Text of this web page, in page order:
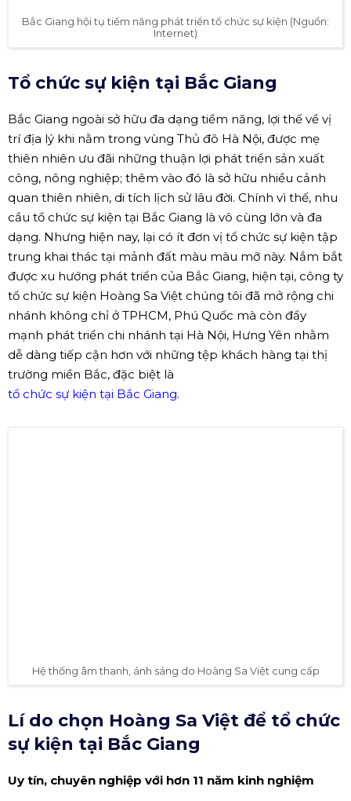
Bắc Giang hội tụ tiềm năng phát triển tổ chức sự kiện (Nguồn:
Internet)
Tổ chức sự kiện tại Bắc Giang
Bắc Giang ngoài sở hữu đa dạng tiềm năng, lợi thế về vị
trí địa lý khi nằm trong vùng Thủ đô Hà Nội, được mẹ
thiên nhiên ưu đãi những thuận lợi phát triển sản xuất
công, nông nghiệp; thêm vào đó là sở hữu nhiều cảnh
quan thiên nhiên, di tích lịch sử lâu đời. Chính vì thế, nhu
cầu tổ chức sự kiện tại Bắc Giang là vô cùng lớn và đa
dạng. Nhưng hiện nay, lại có ít đơn vị tổ chức sự kiện tập
trung khai thác tại mảnh đất màu màu mỡ này. Nắm bắt
được xu hướng phát triển của Bắc Giang, hiện tại, công ty
tổ chức sự kiện Hoàng Sa Việt chúng tôi đã mở rộng chi
nhánh không chỉ ở TPHCM, Phú Quốc mà còn đẩy
mạnh phát triển chi nhánh tại Hà Nội, Hưng Yên nhằm
dễ dàng tiếp cận hơn với những tệp khách hàng tại thị
trường miền Bắc, đặc biệt là
tổ chức sự kiện tại Bắc Giang.
Hệ thống âm thanh, ánh sáng do Hoàng Sa Việt cung cấp
Lí do chọn Hoàng Sa Việt để tổ chức
sự kiện tại Bắc Giang
Uy tín, chuyên nghiệp với hơn 11 năm kinh nghiệm